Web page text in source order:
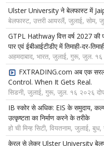
Ulster University ने बेलफास्ट में
बेलफास्ट, उत्तरी आयरलैं, जुलाई, सोम,
GTPL Hathway वित्त वर्ष 2027 की
पार एवं ईबीआईटीडीए में तिमाही-दर-
अहमदाबाद, भारत, जुलाई, गुरू, जुल.
FXTRADING.com अब एक सरल
Control. When It Gets Real.
सिडनी, जुलाई, गुरू, जुल. १६ २०२६
IB स्कोर से अधिक: EIS के समुदाय,
उत्कृष्टता का निर्माण करने के तरीके
हो ची मिन्ह सिटी, वियतनाम, जुलाई,
केरल से लेकर Ulster University